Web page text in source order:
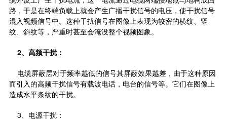
路，于是在终端负载上就会产生广播干扰信号的电压，使干扰信号
混入视频信号中。这种干扰信号在图像上表现为较密的横纹、竖
纹、斜纹等，严重时甚至会淹没整个视频图象。
2、高频干扰：
电缆屏蔽层对于频率越低的信号其屏蔽效果越差，由于这种原因
而引入的高频干扰信号有载波电话，电台的信号等。它们在图像上
造成水平条纹的干扰。
3、电源干扰：